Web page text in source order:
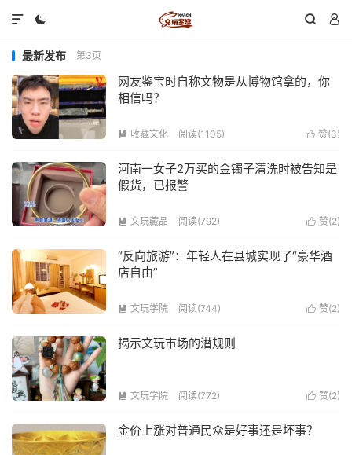
  

最新发布 第3页
网友鉴宝时自称文物是从博物馆拿的，你
相信吗？
 赞(3)
 收藏文化 阅读(1105)
河南一女子2万买的金镯子清洗时被告知是
假货，已报警
 赞(2)
 文玩藏品 阅读(792)
“反向旅游”：年轻人在县城实现了“豪华酒
店自由”
 赞(2)
 文玩学院 阅读(744)
揭示文玩市场的潜规则
 赞(2)
 文玩学院 阅读(772)
金价上涨对普通民众是好事还是坏事？